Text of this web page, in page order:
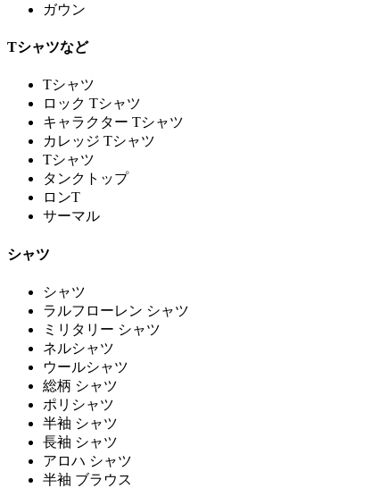
ガウン
Tシャツなど
Tシャツ
ロック Tシャツ
キャラクター Tシャツ
カレッジ Tシャツ
Tシャツ
タンクトップ
ロンT
サーマル
シャツ
シャツ
ラルフローレン シャツ
ミリタリー シャツ
ネルシャツ
ウールシャツ
総柄 シャツ
ポリシャツ
半袖 シャツ
長袖 シャツ
アロハ シャツ
半袖 ブラウス